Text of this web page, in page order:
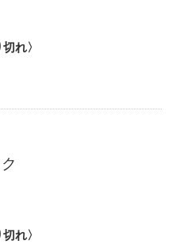
切れ〉
切れ〉